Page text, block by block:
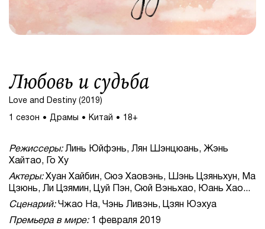
Любовь и судьба
Love and Destiny (2019)
1 сезон Драмы Китай 18+
Режиссеры:Линь Юйфэнь, Лян Шэнцюань, Жэнь
Хайтао, Го Ху
Актеры:Хуан Хайбин, Сюэ Хаовэнь, Шэнь Цзяньхун, Ма
Цзюнь, Ли Цзямин, Цуй Пэн, Сюй Вэньхао, Юань Хао...
Сценарий:Чжао На, Чэнь Ливэнь, Цзян Юэхуа
Премьера в мире:1 февраля 2019